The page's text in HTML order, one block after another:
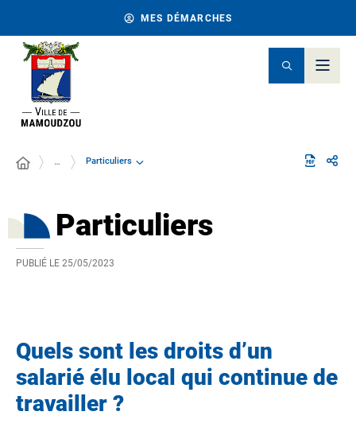
MES DÉMARCHES
… Particuliers
Particuliers
PUBLIÉ LE 25/05/2023
Quels sont les droits d’un
salarié élu local qui continue de
travailler ?